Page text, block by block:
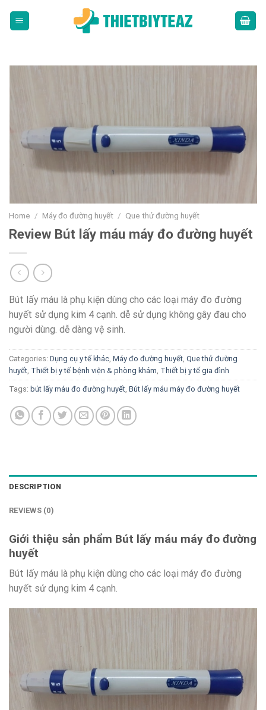
Home / Máy đo đường huyết / Que thử đường huyết
Review Bút lấy máu máy đo đường huyết
Bút lấy máu là phụ kiện dùng cho các loại máy đo đường
huyết sử dụng kim 4 cạnh. dễ sử dụng không gây đau cho
người dùng. dễ dàng vệ sinh.
Categories: Dụng cụ y tế khác Máy đo đường huyết Que thử đường
huyết Thiết bị y tế bệnh viện & phòng khám Thiết bị y tế gia đình
Tags: bút lấy máu đo đường huyết Bút lấy máu máy đo đường huyết
DESCRIPTION
REVIEWS (0)
Giới thiệu sản phẩm Bút lấy máu máy đo đường
huyết
Bút lấy máu là phụ kiện dùng cho các loại máy đo đường
huyết sử dụng kim 4 cạnh.